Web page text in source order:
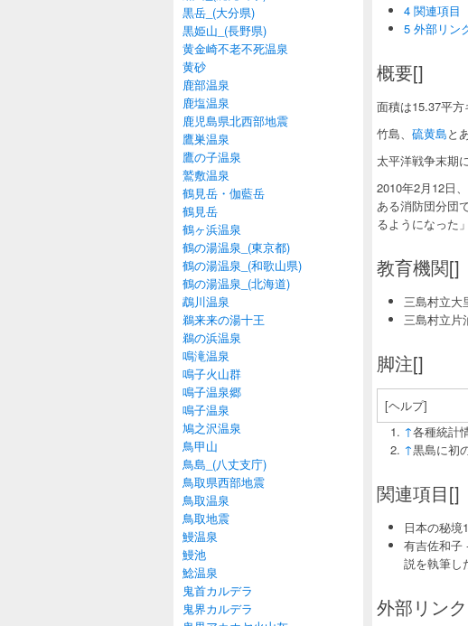
黒岳_(大分県)
黒姫山_(長野県)
黄金崎不老不死温泉
黄砂
鹿部温泉
鹿塩温泉
鹿児島県北西部地震
鷹巣温泉
鷹の子温泉
鷲敷温泉
鶴見岳・伽藍岳
鶴見岳
鶴ヶ浜温泉
鶴の湯温泉_(東京都)
鶴の湯温泉_(和歌山県)
鶴の湯温泉_(北海道)
鵡川温泉
鵜来来の湯十王
鵜の浜温泉
鳴滝温泉
鳴子火山群
鳴子温泉郷
鳴子温泉
鳩之沢温泉
鳥甲山
鳥島_(八丈支庁)
鳥取県西部地震
鳥取温泉
鳥取地震
鰻温泉
鰻池
鯰温泉
鬼首カルデラ
鬼界カルデラ
4 関連項目
5 外部リン
概要[]
面積は15.37平方
竹島、 硫黄島と
太平洋戦争末期
2010年2月12日
ある消防団分団
るようになった
教育機関[]
三島村立大
三島村立片
脚注[]
[ヘルプ]
↑各種統計
↑黒島に初
関連項目[]
日本の秘境
有吉佐和子
説を執筆し
外部リン